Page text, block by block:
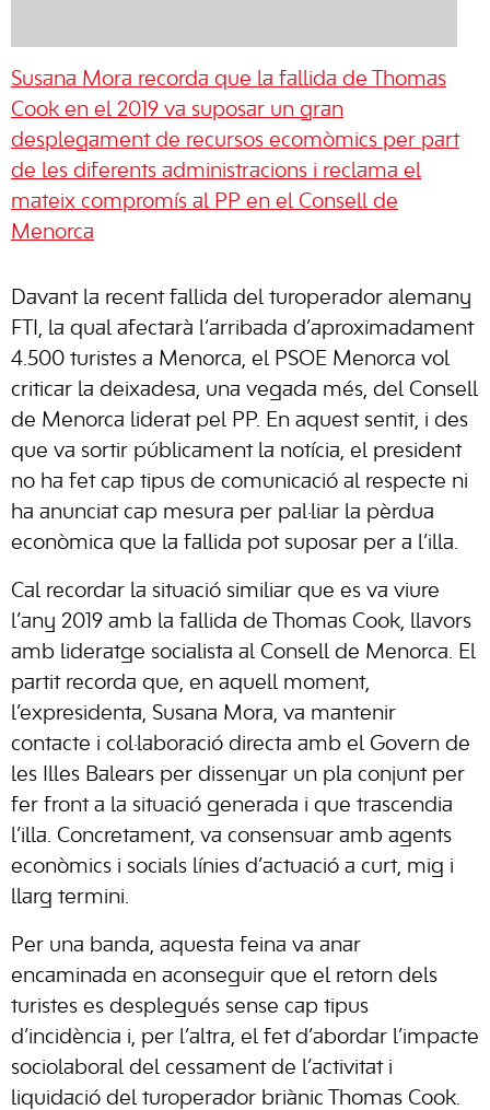
Susana Mora recorda que la fallida de Thomas
Cook en el 2019 va suposar un gran
desplegament de recursos ecomòmics per part
de les diferents administracions i reclama el
mateix compromís al PP en el Consell de
Menorca
Davant la recent fallida del turoperador alemany
FTI, la qual afectarà l’arribada d’aproximadament
4.500 turistes a Menorca, el PSOE Menorca vol
criticar la deixadesa, una vegada més, del Consell
de Menorca liderat pel PP. En aquest sentit, i des
que va sortir públicament la notícia, el president
no ha fet cap tipus de comunicació al respecte ni
ha anunciat cap mesura per pal·liar la pèrdua
econòmica que la fallida pot suposar per a l’illa.
Cal recordar la situació similiar que es va viure
l’any 2019 amb la fallida de Thomas Cook, llavors
amb lideratge socialista al Consell de Menorca. El
partit recorda que, en aquell moment,
l’expresidenta, Susana Mora, va mantenir
contacte i col·laboració directa amb el Govern de
les Illes Balears per dissenyar un pla conjunt per
fer front a la situació generada i que trascendia
l’illa. Concretament, va consensuar amb agents
econòmics i socials línies d’actuació a curt, mig i
llarg termini.
Per una banda, aquesta feina va anar
encaminada en aconseguir que el retorn dels
turistes es desplegués sense cap tipus
d’incidència i, per l’altra, el fet d’abordar l’impacte
sociolaboral del cessament de l’activitat i
liquidació del turoperador briànic Thomas Cook.